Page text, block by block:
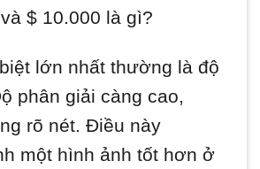
$ 10.000 là gì?
lớn nhất thường là độ
phân giải càng cao,
rõ nét. Điều này
một hình ảnh tốt hơn ở